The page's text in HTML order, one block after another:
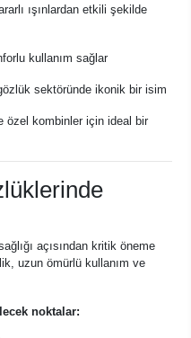
ışınlardan etkili şekilde
kullanım sağlar
sektöründe ikonik bir isim
özel kombinler için ideal bir
açısından kritik öneme
uzun ömürlü kullanım ve
noktalar: